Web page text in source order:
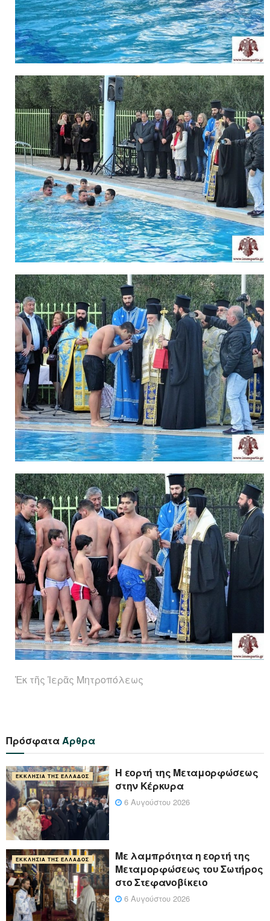
Ἐκ τῆς Ἱερᾶς Μητροπόλεως
ΠρόσφαταΆρθρα
ΕΚΚΛΗΣΊΑ ΤΗΣ ΕΛΛΆΔΟΣ
Η εορτή της Μεταμορφώσεως
στην Κέρκυρα
6 Αυγούστου 2026
ΕΚΚΛΗΣΊΑ ΤΗΣ ΕΛΛΆΔΟΣ
Με λαμπρότητα η εορτή της
Μεταμορφώσεως του Σωτήρος
στο Στεφανοβίκειο
6 Αυγούστου 2026